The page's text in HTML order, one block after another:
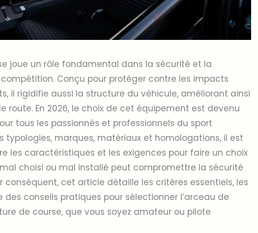
joue un rôle fondamental dans la sécurité et la
Conçu pour protéger contre les impacts
il rigidifie aussi la structure du véhicule, améliorant ainsi
route. En 2026, le choix de cet équipement est devenu
tous les passionnés et professionnels du sport
typologies, marques, matériaux et homologations, il est
les caractéristiques et les exigences pour faire un choix
choisi ou mal installé peut compromettre la sécurité
conséquent, cet article détaille les critères essentiels, les
des conseils pratiques pour sélectionner l’arceau de
de course, que vous soyez amateur ou pilote